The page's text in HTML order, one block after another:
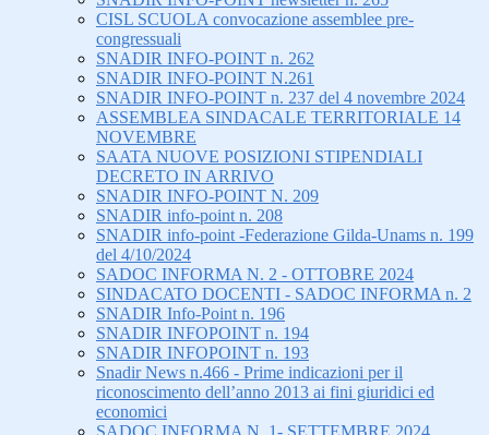
CISL SCUOLA convocazione assemblee pre-
congressuali
SNADIR INFO-POINT n. 262
SNADIR INFO-POINT N.261
SNADIR INFO-POINT n. 237 del 4 novembre 2024
ASSEMBLEA SINDACALE TERRITORIALE 14
NOVEMBRE
SAATA NUOVE POSIZIONI STIPENDIALI
DECRETO IN ARRIVO
SNADIR INFO-POINT N. 209
SNADIR info-point n. 208
SNADIR info-point -Federazione Gilda-Unams n. 199
del 4/10/2024
SADOC INFORMA N. 2 - OTTOBRE 2024
SINDACATO DOCENTI - SADOC INFORMA n. 2
SNADIR Info-Point n. 196
SNADIR INFOPOINT n. 194
SNADIR INFOPOINT n. 193
Snadir News n.466 - Prime indicazioni per il
riconoscimento dell’anno 2013 ai fini giuridici ed
economici